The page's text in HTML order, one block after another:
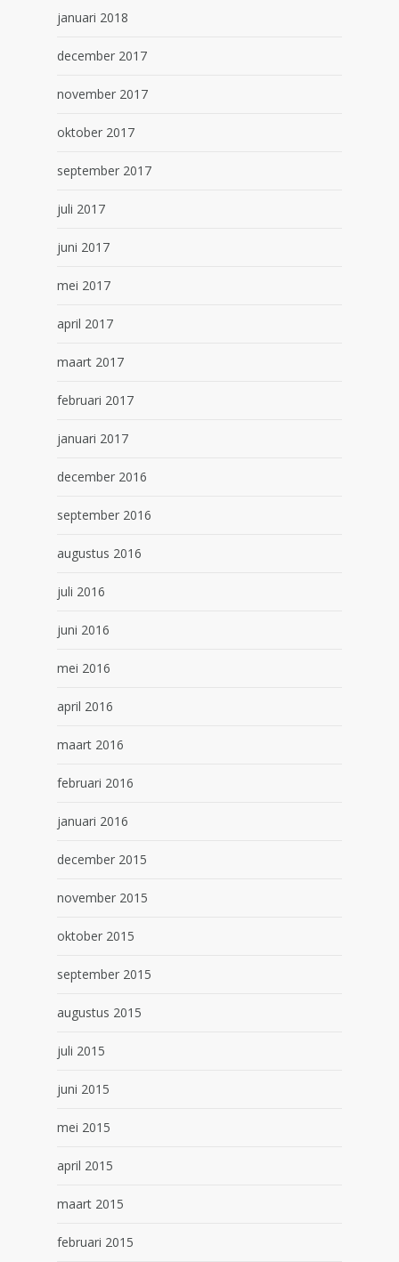
januari 2018
december 2017
november 2017
oktober 2017
september 2017
juli 2017
juni 2017
mei 2017
april 2017
maart 2017
februari 2017
januari 2017
december 2016
september 2016
augustus 2016
juli 2016
juni 2016
mei 2016
april 2016
maart 2016
februari 2016
januari 2016
december 2015
november 2015
oktober 2015
september 2015
augustus 2015
juli 2015
juni 2015
mei 2015
april 2015
maart 2015
februari 2015